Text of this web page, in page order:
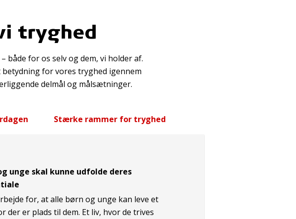
tryghed
for os selv og dem, vi holder af.
for vores tryghed igennem
delmål og målsætninger.
Stærke rammer for tryghed
unge skal kunne udfolde deres
for, at alle børn og unge kan leve et
der er plads til dem. Et liv, hvor de trives